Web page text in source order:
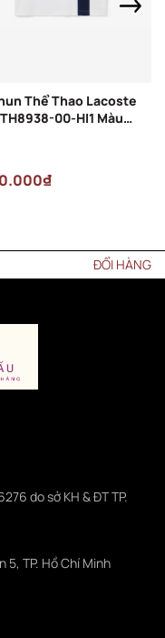
Thể Thao Lacoste
00-HI1 Màu
ĐỔI HÀNG trong
do sở KH & ĐT TP.
5, TP. Hồ Chí Minh